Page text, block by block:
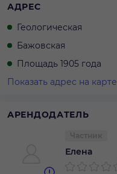
АДРЕС
Геологическая
Бажовская
Площадь 1905 года
Показать адрес на карте
АРЕНДОДАТЕЛЬ
Елена